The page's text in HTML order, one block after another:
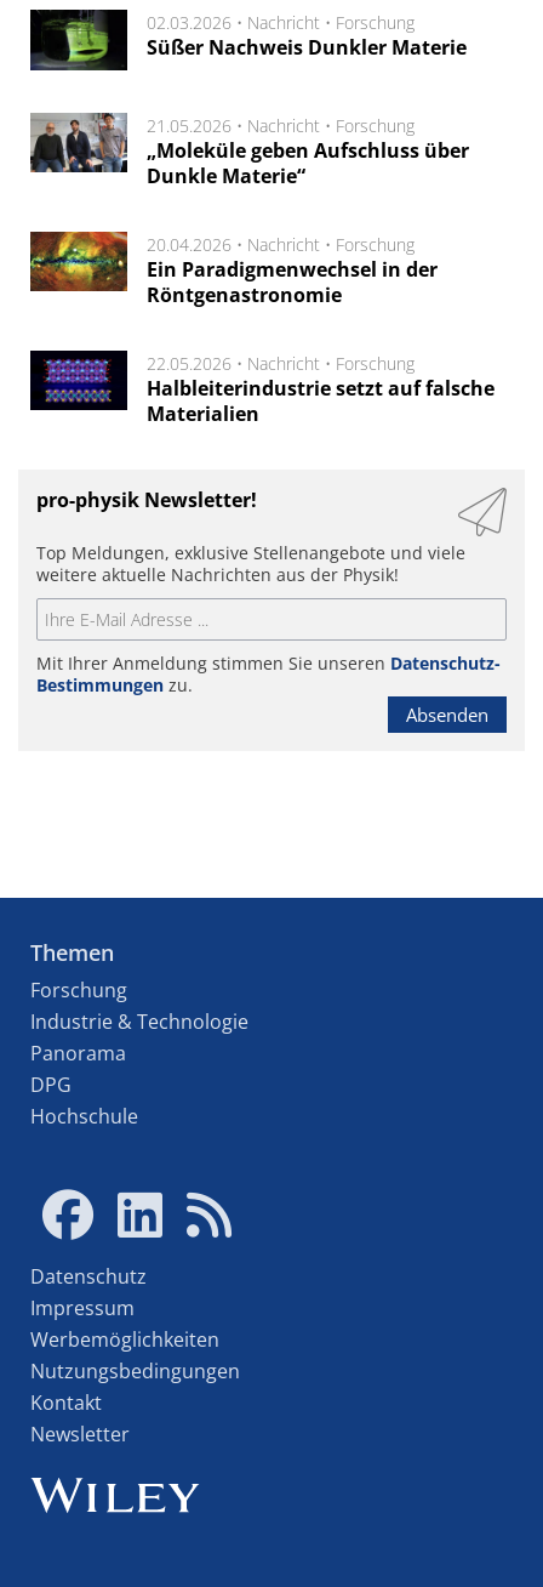
02.03.2026 • Nachricht • Forschung
Süßer Nachweis Dunkler Materie
21.05.2026 • Nachricht • Forschung
„Moleküle geben Aufschluss über
Dunkle Materie“
20.04.2026 • Nachricht • Forschung
Ein Paradigmenwechsel in der
Röntgenastronomie
22.05.2026 • Nachricht • Forschung
Halbleiterindustrie setzt auf falsche
Materialien
pro-physik Newsletter!
Top Meldungen, exklusive Stellenangebote und viele
weitere aktuelle Nachrichten aus der Physik!
Mit Ihrer Anmeldung stimmen Sie unseren Datenschutz-
Bestimmungen zu.
Absenden
Themen
Forschung
Industrie & Technologie
Panorama
DPG
Hochschule
Datenschutz
Impressum
Werbemöglichkeiten
Nutzungsbedingungen
Kontakt
Newsletter